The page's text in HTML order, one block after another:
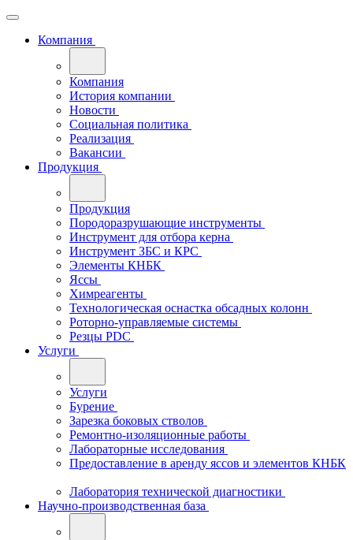
Компания
Компания
История компании
Новости
Социальная политика
Реализация
Вакансии
Продукция
Продукция
Породоразрушающие инструменты
Инструмент для отбора керна
Инструмент ЗБС и КРС
Элементы КНБК
Яссы
Химреагенты
Технологическая оснастка обсадных колонн
Роторно-управляемые системы
Резцы PDC
Услуги
Услуги
Бурение
Зарезка боковых стволов
Ремонтно-изоляционные работы
Лабораторные исследования
Предоставление в аренду яссов и элементов КНБК
Лаборатория технической диагностики
Научно-производственная база